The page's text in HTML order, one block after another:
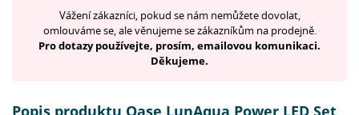
Vážení zákazníci, pokud se nám nemůžete dovolat,
omlouváme se, ale věnujeme se zákazníkům na prodejně.
Pro dotazy používejte, prosím, emailovou komunikaci.
Děkujeme.